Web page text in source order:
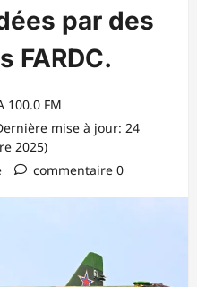
par des
FARDC.
100.0 FM
mise à jour: 24
2025)
commentaire 0